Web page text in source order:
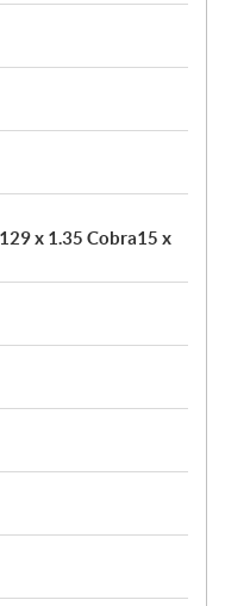
x 1.35 Cobra15 x